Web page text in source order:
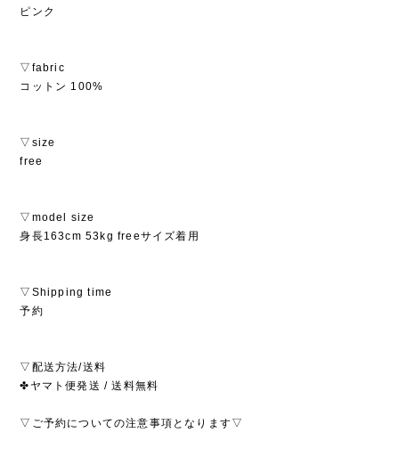
ピンク
▽fabric
コットン 100%
▽size
free
▽model size
身長163cm 53kg freeサイズ着用
▽Shipping time
予約
▽配送方法/送料
✤ヤマト便発送 / 送料無料
▽ご予約についての注意事項となります▽